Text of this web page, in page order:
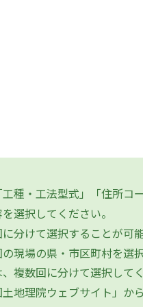
種・工法型式」「住所コ
選択してください。
けて選択することが可能
場の県・市区町村を選択
数回に分けて選択してく
地理院ウェブサイト」か